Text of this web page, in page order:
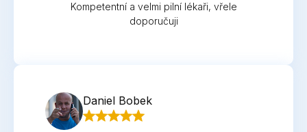
Kompetentní a velmi pilní lékaři, vřele
doporučuji
Daniel Bobek